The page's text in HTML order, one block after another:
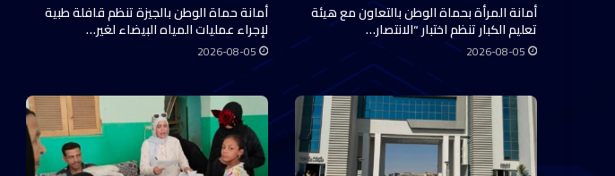
أمانة المرأة بحماة الوطن بالتعاون مع هيئة
تعليم الكبار تنظم اختبار “الانتصار…
2026-08-05
أمانة حماة الوطن بالجيزة تنظم قافلة طبية
لإجراء عمليات المياه البيضاء لغير…
2026-08-05